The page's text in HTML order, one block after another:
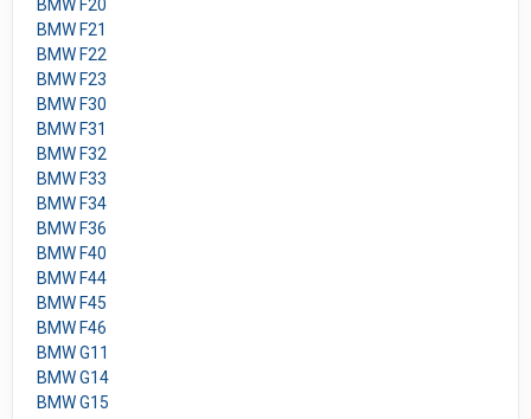
BMW F20
BMW F21
BMW F22
BMW F23
BMW F30
BMW F31
BMW F32
BMW F33
BMW F34
BMW F36
BMW F40
BMW F44
BMW F45
BMW F46
BMW G11
BMW G14
BMW G15